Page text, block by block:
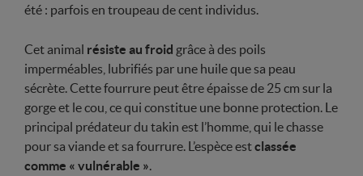
été : parfois en troupeau de cent individus.
Cet animal résiste au froid grâce à des poils
imperméables, lubrifiés par une huile que sa peau
sécrète. Cette fourrure peut être épaisse de 25 cm sur la
gorge et le cou, ce qui constitue une bonne protection. Le
principal prédateur du takin est l’homme, qui le chasse
pour sa viande et sa fourrure. L’espèce estclassée
comme « vulnérable ».